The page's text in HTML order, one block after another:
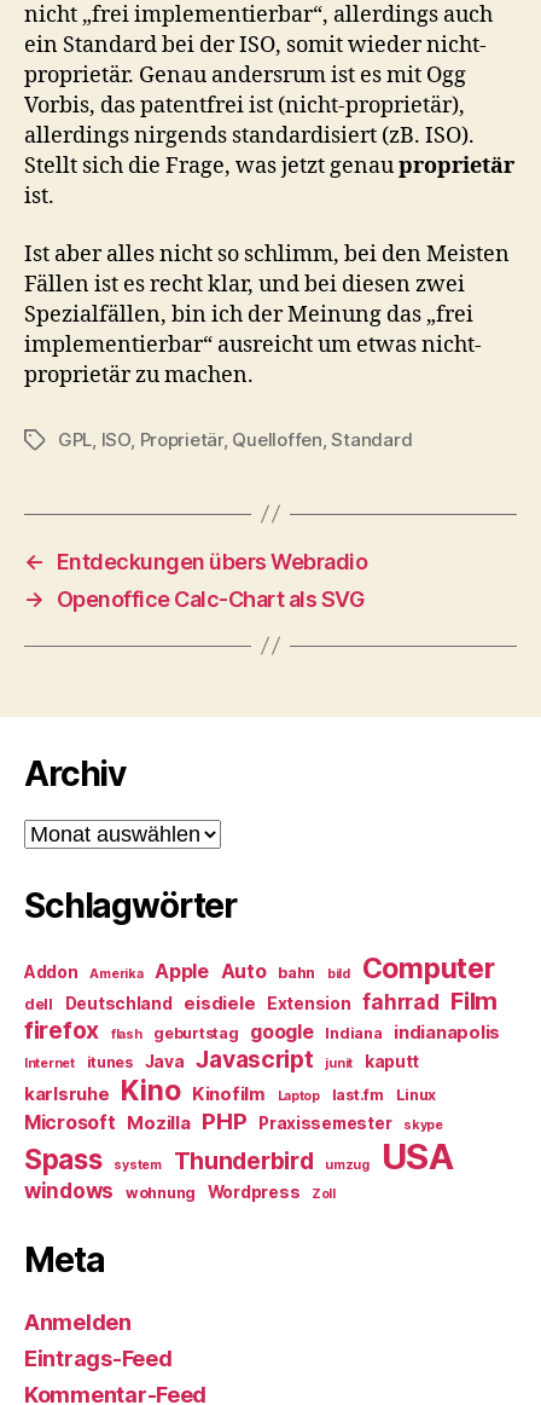
nicht „frei implementierbar“, allerdings auch
ein Standard bei der ISO, somit wieder nicht-
proprietär. Genau andersrum ist es mit Ogg
Vorbis, das patentfrei ist (nicht-proprietär),
allerdings nirgends standardisiert (zB. ISO).
Stellt sich die Frage, was jetzt genauproprietär
ist.
Ist aber alles nicht so schlimm, bei den Meisten
Fällen ist es recht klar, und bei diesen zwei
Spezialfällen, bin ich der Meinung das „frei
implementierbar“ ausreicht um etwas nicht-
proprietär zu machen.
Schlagwörter
GPL ISO Proprietär, Quelloffen ,Standard
←
Entdeckungen übers Webradio
→
Openoffice Calc-Chart als SVG
Archiv
Archiv
Schlagwörter
Addon Amerika Apple Auto bahn bild Computer
dell Deutschland eisdiele Extension fahrrad Film
firefox flash geburtstag google Indiana indianapolis
Internet itunes Java Javascript junit kaputt
karlsruhe Kino Kinofilm Laptop last.fm Linux
Microsoft Mozilla PHP Praxissemester skype
Spass system Thunderbird umzug USA
windows wohnung Wordpress Zoll
Meta
Anmelden
Eintrags-Feed
Kommentar-Feed